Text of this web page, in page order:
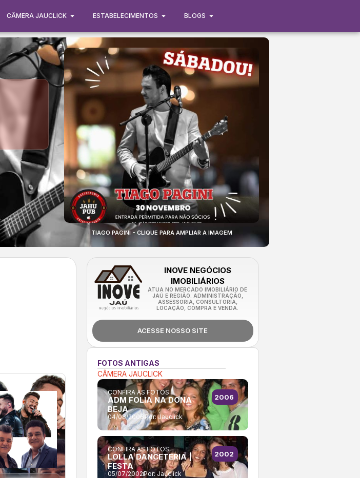
CÂMERA JAUCLICK ESTABELECIMENTOS BLOGS
TIAGO PAGINI - CLIQUE PARA AMPLIAR A IMAGEM
INOVE NEGÓCIOS
IMOBILIÁRIOS
ATUA NO MERCADO IMOBILIÁRIO DE
JAÚ E REGIÃO. ADMINISTRAÇÃO,
ASSESSORIA, CONSULTORIA,
LOCAÇÃO, COMPRA E VENDA.
ACESSE NOSSO SITE
FOTOS ANTIGAS
CÂMERA JAUCLICK
CONFIRA AS FOTOS:
ADM FOLIA NA DONA
BEJA
04/08/2006 Por:Jauclick
2006
CONFIRA AS FOTOS:
LOLLA DANCETERIA |
FESTA
05/07/2002Por: Jauclick
2002